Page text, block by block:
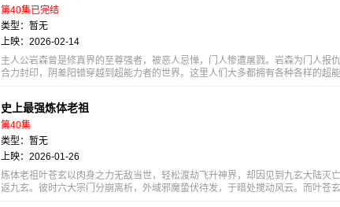
第40集已完结
类型：暂无
上映：2026-02-14
主人公岩森曾是修真界的至尊强者，被恶人忌惮，门人惨遭屠戮。岩森为门人报
合力封印，阴差阳错穿越到超能力者的世界。这里人们大多都拥有各种各样的超
“英雄”，终年与怪兽做斗争，拯救世界。 刚来到超能力世界的岩森因不了解情况
异世界新的英雄，与此同时，岩森英雄的身份，也让他成为了一间超能学校的导师
教授学生自己世界的修炼体系，一边寻找着能够回到自己原世界的方法。随着和学
处，岩森尘封多年的内心也开始渐渐苏醒，但不幸的是，原本宁静的超能力世界也
变得不太平，其他异世界的强者也渐渐地开始入侵这个世界……
史上最强炼体老祖
第40集
类型：暂无
上映：2026-01-26
炼体老祖叶苍玄以肉身之力无敌当世，轻松渡劫飞升神界，却因见到九玄大陆灭
返九玄。彼时六大宗门分崩离析，外域邪魔蛰伏待发，于暗处搅动风云。而叶苍
也由此开始，统六宗、闯蛮州、入仙魔、诛邪魔、逆神界，最后与天争雄！